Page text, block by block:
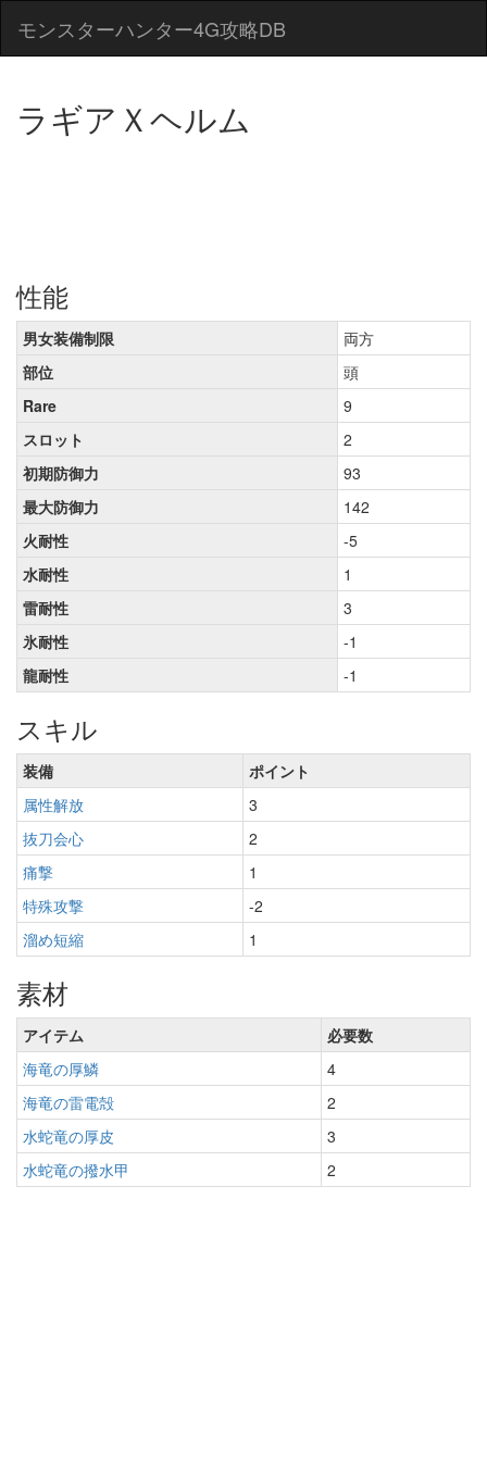
モンスターハンター4G攻略DB
ラギアＸヘルム
性能
男女装備制限
両方
部位
頭
Rare
9
スロット
2
初期防御力
93
最大防御力
142
火耐性
-5
水耐性
1
雷耐性
3
氷耐性
-1
龍耐性
-1
スキル
装備
ポイント
属性解放
3
抜刀会心
2
痛撃
1
特殊攻撃
-2
溜め短縮
1
素材
アイテム
必要数
海竜の厚鱗
4
海竜の雷電殻
2
水蛇竜の厚皮
3
水蛇竜の撥水甲
2